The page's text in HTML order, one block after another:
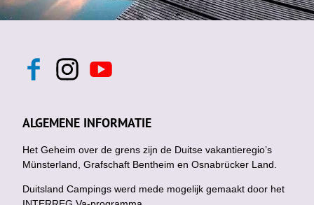
F
b
o
k
I
n
a
g
a
m
Y
o
u
b
ALGEMENE INFORMATIE
Het Geheim over de grens zijn de Duitse vakantieregio’s
Münsterland, Grafschaft Bentheim en Osnabrücker Land.
Duitsland Campings werd mede mogelijk gemaakt door het